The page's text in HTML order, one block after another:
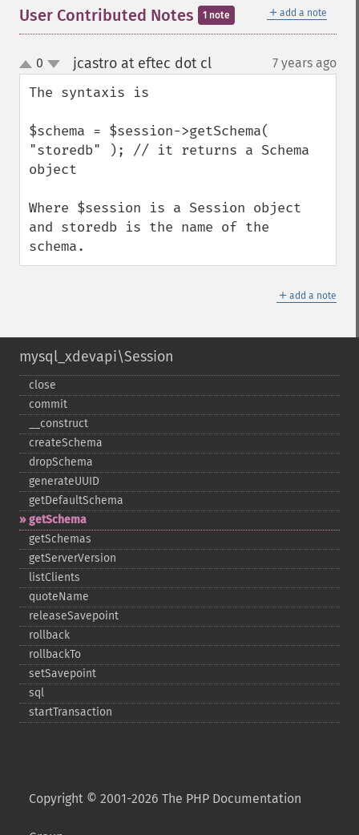
＋ add a note
User Contributed Notes 1 note
up
down
0 jcastro at eftec dot cl¶ 7 years ago
The syntaxis is
$schema = $session->getSchema(
"storedb" ); // it returns a Schema
object
Where $session is a Session object
and storedb is the name of the
schema.
＋ add a note
mysql_xdevapi\Session
close
commit
_​_​construct
createSchema
dropSchema
generateUUID
getDefaultSchema
getSchema
getSchemas
getServerVersion
listClients
quoteName
releaseSavepoint
rollback
rollbackTo
setSavepoint
sql
startTransaction
Copyright © 2001-2026 The PHP Documentation